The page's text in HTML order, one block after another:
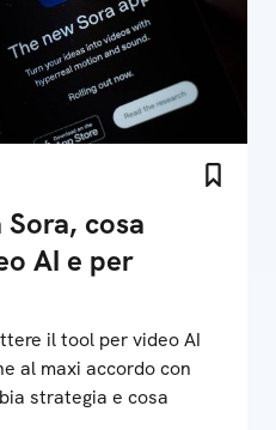
cosa
AI e per
il tool per video AI
al maxi accordo con
strategia e cosa